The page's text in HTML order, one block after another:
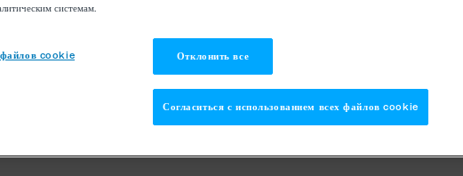
системам.
cookie Отклонить все
Согласиться с использованием всех файлов cookie